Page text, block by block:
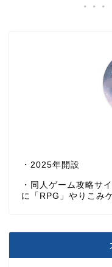
・2025年開設
・同人ゲーム攻略サ
に「RPG」やりこみ